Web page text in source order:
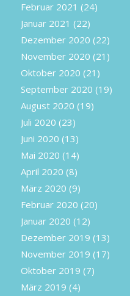
Februar 2021 (24)
Januar 2021 (22)
Dezember 2020 (22)
November 2020 (21)
Oktober 2020 (21)
September 2020 (19)
August 2020 (19)
Juli 2020 (23)
Juni 2020 (13)
Mai 2020 (14)
April 2020 (8)
März 2020 (9)
Februar 2020 (20)
Januar 2020 (12)
Dezember 2019 (13)
November 2019 (17)
Oktober 2019 (7)
März 2019 (4)